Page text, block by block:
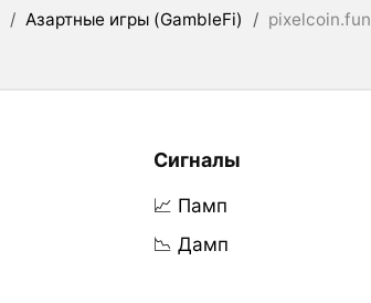
/ Азартные игры (GambleFi) / pixelcoin.fun
Сигналы
📈 Памп
📉 Дамп